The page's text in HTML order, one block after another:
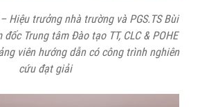
Hiệu trưởng nhà trường và PGS.TS Bùi
Trung tâm Đào tạo TT, CLC & POHE
viên hướng dẫn có công trình nghiên
cứu đạt giải